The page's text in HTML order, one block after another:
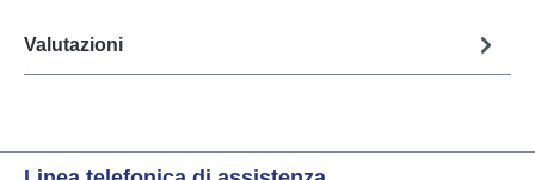
Valutazioni